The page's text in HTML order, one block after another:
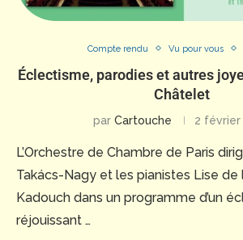
Compte rendu Vu pour vous
Éclectisme, parodies et autres
Châtelet
par Cartouche 2 février
L’Orchestre de Chambre de Paris
Takács-Nagy et les pianistes Lise de
Kadouch dans un programme d’un
réjouissant …